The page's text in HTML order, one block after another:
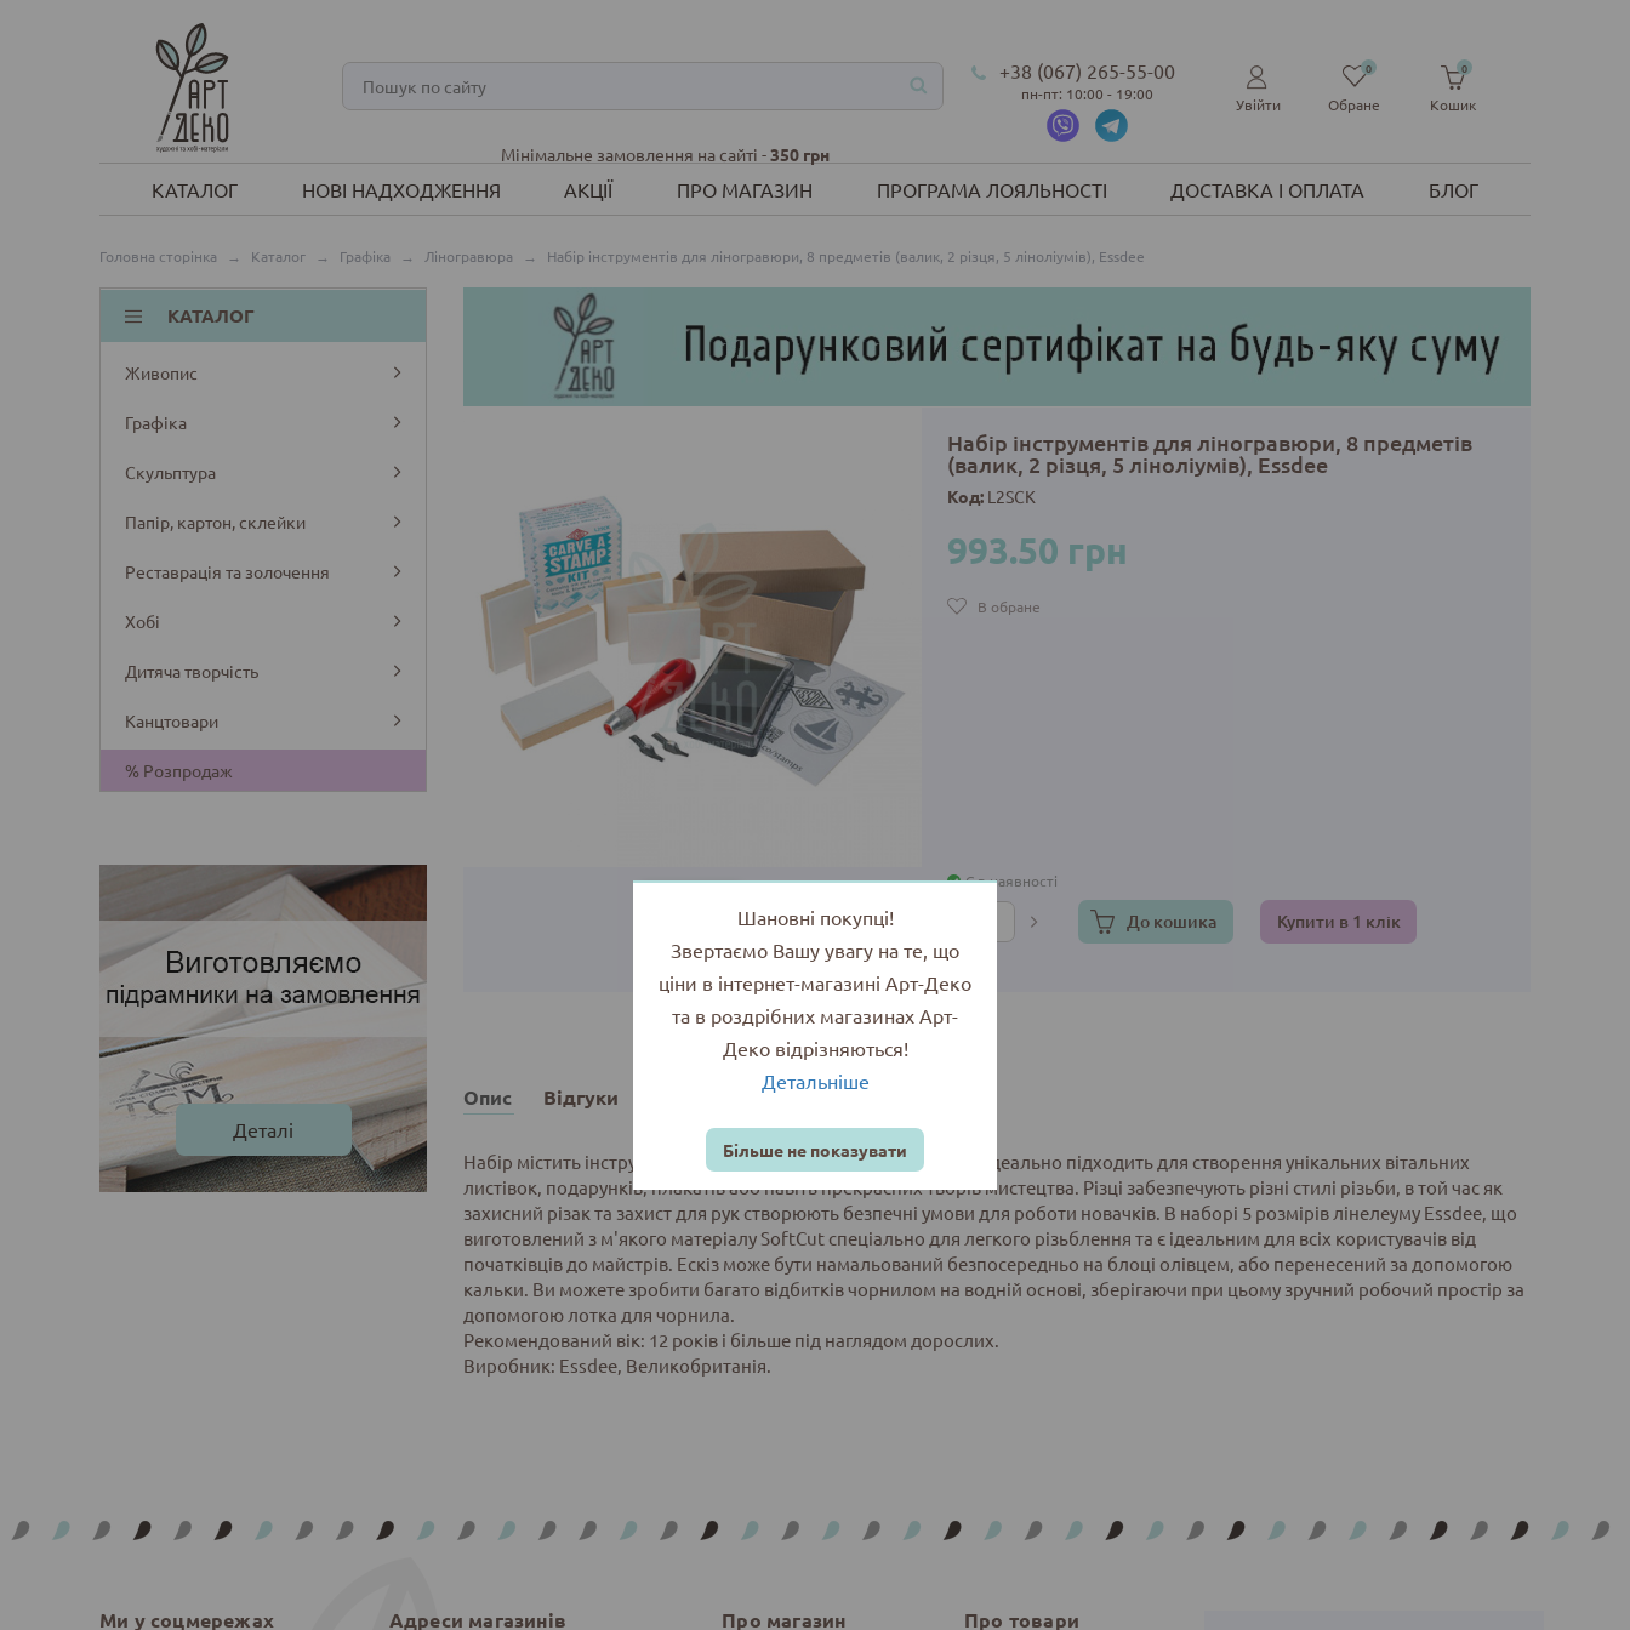
Мінімальне замовлення на сайті -350 грн
+38 (067) 265-55-00
пн-пт: 10:00 - 19:00
Увійти Обране
0
Кошик
0
КАТАЛОГ НОВІ НАДХОДЖЕННЯ АКЦІЇ ПРО МАГАЗИН ПРОГРАМА ЛОЯЛЬНОСТІ ДОСТАВКА І ОПЛАТА БЛОГ
Головна сторінка → Каталог → Графіка → Ліногравюра → Набір інструментів для ліногравюри, 8 предметів (валик, 2 різця, 5 ліноліумів), Essdee
КАТАЛОГ
Живопис
Графіка
Скульптура
Папір, картон, склейки
Реставрація та золочення
Хобі
Дитяча творчість
Канцтовари
% Розпродаж
Деталі
Набір інструментів для ліногравюри, 8 предметів
(валик, 2 різця, 5 ліноліумів), Essdee
Код: L2SCK
993.50 грн
В обране
Є в наявності
До кошика Купити в 1 клік
Опис Відгуки
Набір містить інструменти та матеріали для ліногравюри та, ідеально підходить для створення унікальних вітальних
листівок, подарунків, плакатів або навіть прекрасних творів мистецтва. Різці забезпечують різні стилі різьби, в той час як
захисний різак та захист для рук створюють безпечні умови для роботи новачків. В наборі 5 розмірів лінелеуму Essdee, що
виготовлений з м'якого матеріалу SoftCut спеціально для легкого різьблення та є ідеальним для всіх користувачів від
початківців до майстрів. Ескіз може бути намальований безпосередньо на блоці олівцем, або перенесений за допомогою
кальки. Ви можете зробити багато відбитків чорнилом на водній основі, зберігаючи при цьому зручний робочий простір за
допомогою лотка для чорнила.
Рекомендований вік: 12 років і більше під наглядом дорослих.
Виробник: Essdee, Великобританія.
Ми у соцмережах Адреси магазинів Про магазин Про товари
Шановні покупці!
Звертаємо Вашу увагу на те, що
ціни в інтернет-магазині Арт-Деко
та в роздрібних магазинах Арт-
Деко відрізняються!
Детальніше
Більше не показувати